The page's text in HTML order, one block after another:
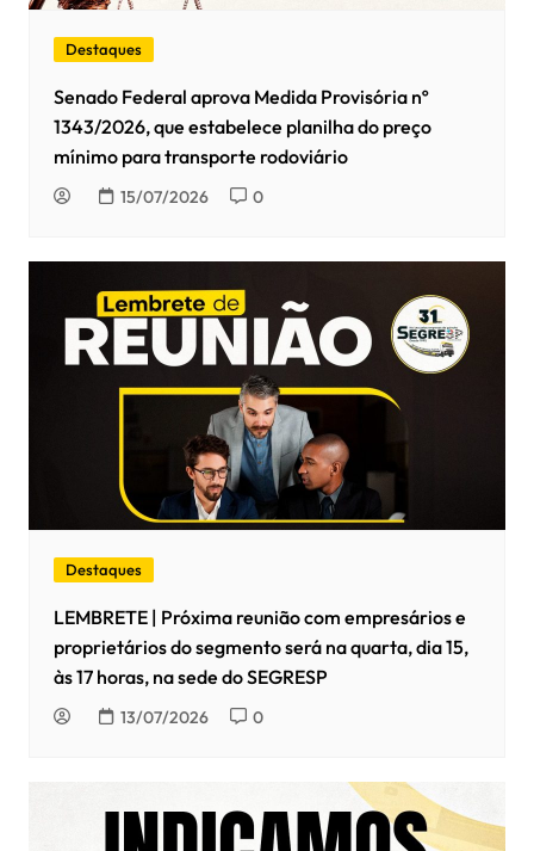
Destaques
Senado Federal aprova Medida Provisória nº
1343/2026, que estabelece planilha do preço
mínimo para transporte rodoviário
15/07/2026 0
Destaques
LEMBRETE | Próxima reunião com empresários e
proprietários do segmento será na quarta, dia 15,
às 17 horas, na sede do SEGRESP
13/07/2026 0